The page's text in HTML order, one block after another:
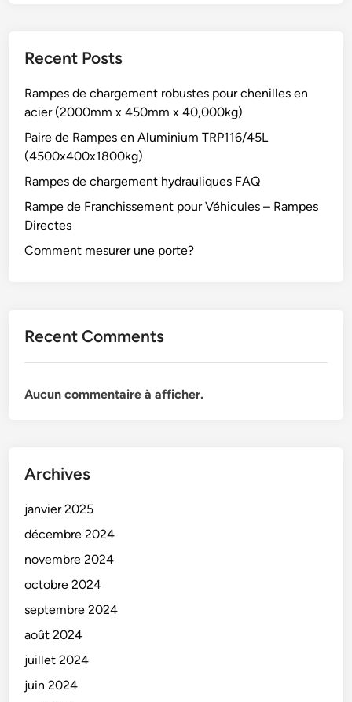
Recent Posts
Rampes de chargement robustes pour chenilles en
acier (2000mm x 450mm x 40,000kg)
Paire de Rampes en Aluminium TRP116/45L
(4500x400x1800kg)
Rampes de chargement hydrauliques FAQ
Rampe de Franchissement pour Véhicules – Rampes
Directes
Comment mesurer une porte?
Recent Comments
Aucun commentaire à afficher.
Archives
janvier 2025
décembre 2024
novembre 2024
octobre 2024
septembre 2024
août 2024
juillet 2024
juin 2024